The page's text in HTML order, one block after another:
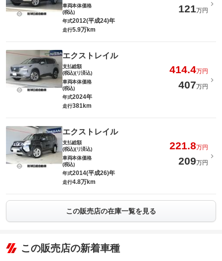
車両本体価格
(税込)
121万円
年式2012(平成24)年
走行5.9万km
エクストレイル
支払総額
(税込)(リ済込)
414.4万円
車両本体価格
(税込)
407万円
年式2024年
走行381km
エクストレイル
支払総額
(税込)(リ済込)
221.8万円
車両本体価格
(税込)
209万円
年式2014(平成26)年
走行4.8万km
この販売店の在庫一覧を見る
この販売店の新着車種